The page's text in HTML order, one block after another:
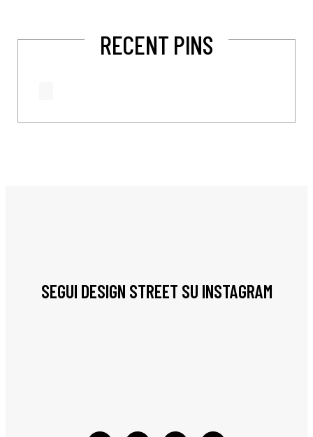
RECENT PINS
SEGUI DESIGN STREET SU INSTAGRAM